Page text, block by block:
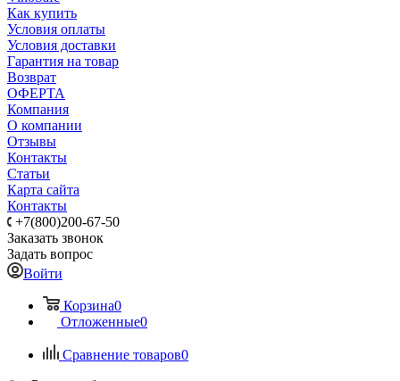
Как купить
Условия оплаты
Условия доставки
Гарантия на товар
Возврат
ОФЕРТА
Компания
О компании
Отзывы
Контакты
Статьи
Карта сайта
Контакты
+7(800)200-67-50
Заказать звонок
Задать вопрос
Войти
Корзина0
Отложенные0
Сравнение товаров0